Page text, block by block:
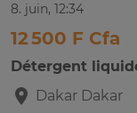
8. juin, 12:34
12 500 F Cfa
Détergent
Dakar Dakar